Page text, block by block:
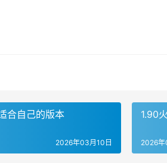
合自己的版本
2026年03月10日
1.90
2026年